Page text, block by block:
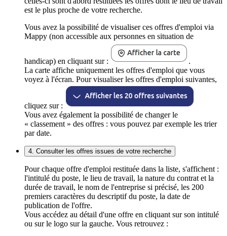
est le plus proche de votre recherche.
Vous avez la possibilité de visualiser ces offres d'emploi via
Mappy (non accessible aux personnes en situation de
handicap) en cliquant sur :
.
La carte affiche uniquement les offres d'emploi que vous
voyez à l'écran. Pour visualiser les offres d'emploi suivantes,
cliquez sur :
Vous avez également la possibilité de changer le
« classement » des offres : vous pouvez par exemple les trier
par date.
4. Consulter les offres issues de votre recherche
Pour chaque offre d'emploi restituée dans la liste, s'affichent :
l'intitulé du poste, le lieu de travail, la nature du contrat et la
durée de travail, le nom de l'entreprise si précisé, les 200
premiers caractères du descriptif du poste, la date de
publication de l'offre.
Vous accédez au détail d'une offre en cliquant sur son intitulé
ou sur le logo sur la gauche. Vous retrouvez :